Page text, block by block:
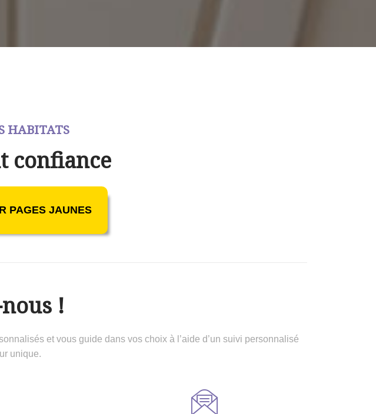
HABITATS
confiance
PAGES JAUNES
!
et vous guide dans vos choix à l’aide d’un suivi personnalisé
unique.